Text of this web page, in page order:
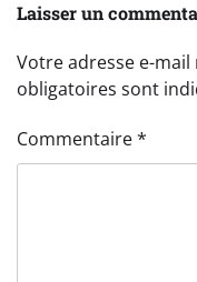
Laisser un
Votre adresse e-mail
obligatoires sont
Commentaire*